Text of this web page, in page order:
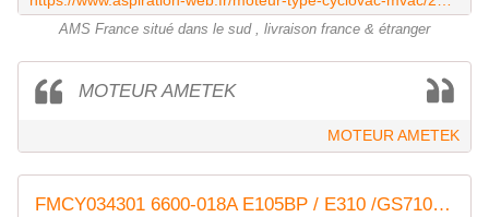
AMS France situé dans le sud , livraison france & étranger
MOTEUR AMETEK
MOTEUR AMETEK
FMCY034301 6600-018A E105BP / E310 /GS710/HX7515 GS310 -DL5011 -GX5011